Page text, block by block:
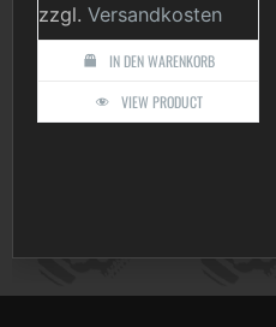
zzgl. Versandkosten
IN DEN WARENKORB
VIEW PRODUCT